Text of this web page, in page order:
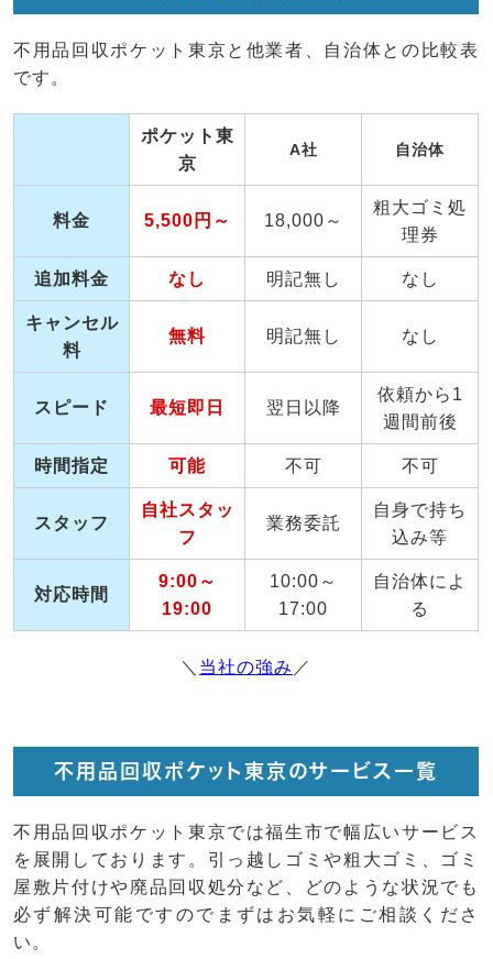
不用品回収ポケット東京と他業者、自治体との比較表
です。
ポケット東
京
A社 自治体
料金 5,500円～ 18,000～
粗大ゴミ処
理券
追加料金 なし 明記無し なし
キャンセル
料
無料 明記無し なし
スピード 最短即日 翌日以降
依頼から1
週間前後
時間指定 可能 不可 不可
スタッフ
自社スタッ
フ
業務委託
自身で持ち
込み等
対応時間
9:00～
19:00
10:00～
17:00
自治体によ
る
＼ 当社の強み ／
不用品回収ポケット東京のサービス一覧
不用品回収ポケット東京では福生市で幅広いサービス
を展開しております。引っ越しゴミや粗大ゴミ、ゴミ
屋敷片付けや廃品回収処分など、どのような状況でも
必ず解決可能ですのでまずはお気軽にご相談くださ
い。